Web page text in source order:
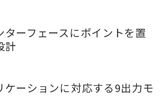
ーフェースにポイントを置
計
ケーションに対応する9出力モ